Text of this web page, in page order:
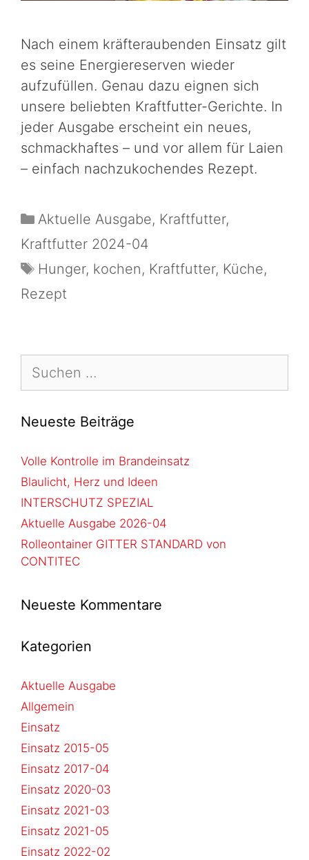
Nach einem kräfteraubenden Einsatz gilt
es seine Energiereserven wieder
aufzufüllen. Genau dazu eignen sich
unsere beliebten Kraftfutter-Gerichte. In
jeder Ausgabe erscheint ein neues,
schmackhaftes – und vor allem für Laien
– einfach nachzukochendes Rezept.
Aktuelle Ausgabe, Kraftfutter,
Kraftfutter 2024-04
Hunger, kochen, Kraftfutter, Küche,
Rezept
Neueste Beiträge
Volle Kontrolle im Brandeinsatz
Blaulicht, Herz und Ideen
INTERSCHUTZ SPEZIAL
Aktuelle Ausgabe 2026-04
Rolleontainer GITTER STANDARD von
CONTITEC
Neueste Kommentare
Kategorien
Aktuelle Ausgabe
Allgemein
Einsatz
Einsatz 2015-05
Einsatz 2017-04
Einsatz 2020-03
Einsatz 2021-03
Einsatz 2021-05
Einsatz 2022-02